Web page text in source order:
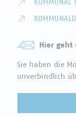
KOMMUNAL
Hier geht
Sie haben die
unverbindlich